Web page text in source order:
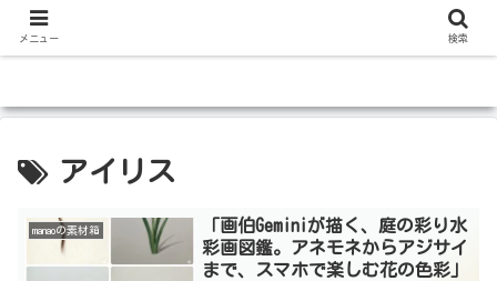
アイリス
manaoの素材箱
「画伯Geminiが描く、庭の彩り水
彩画図鑑。アネモネからアジサイ
まで、スマホで楽しむ花の色彩」
メニュー 検索